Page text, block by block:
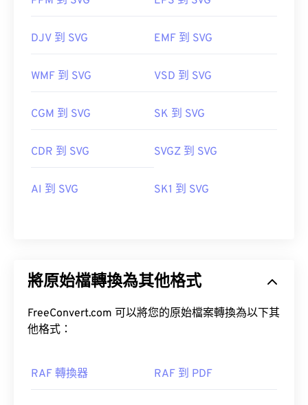
DJV 到 SVG EMF 到 SVG
WMF 到 SVG VSD 到 SVG
CGM 到 SVG SK 到 SVG
CDR 到 SVG SVGZ 到 SVG
AI 到 SVG SK1 到 SVG
將原始檔轉換為其他格式
FreeConvert.com 可以將您的原始檔案轉換為以下其
他格式：
RAF 轉換器 RAF 到 PDF